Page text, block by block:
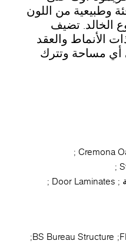
من اللون
الخالد. تضيف
والعقد
مساحة وتترك
Door
BS Bureau